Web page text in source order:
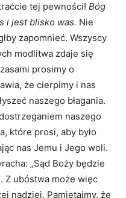
tej pewności! Bóg
i jest blisko was. Nie
zapomnieć. Wszyscy
modlitwa zdaje się
prosimy o
że cierpimy i nas
naszego błagania.
naszego
które prosi, aby było
nas Jemu i Jego woli.
„Sąd Boży będzie
Z ubóstwa może więc
nadziei. Pamiętajmy, że